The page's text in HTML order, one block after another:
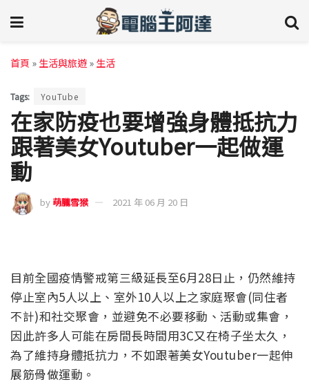
首頁 » 生活與旅遊 » 生活
Tags: YouTube
在家防疫也要增強身體抵抗力
跟著美女Youtuber一起做運
動
by 萌朧雪猴 2021 年 06 月 20 日
目前全國疫情警戒第三級延長至6月28日止，仍然維持
停止室內5人以上、室外10人以上之家庭聚會(同住者
不計)和社交聚會，並避免不必要移動、活動或集會，
因此許多人可能在房間長時間用3C又在椅子坐太久，
為了維持身體抵抗力，不如跟著美女Youtuber一起伸
展筋骨做運動。